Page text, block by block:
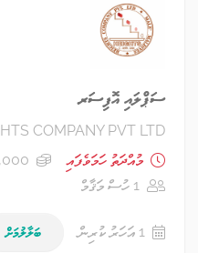
ސަޕްލައި އޮފިސަރ
COMPANY PVT LTD
މުއްދަތު ހަމަވެފައި
9,000 ރުފިޔާ -
1 ހުސް މަޤާމް
1 އަހަރު ކުރިން ބަލާލުމަށް